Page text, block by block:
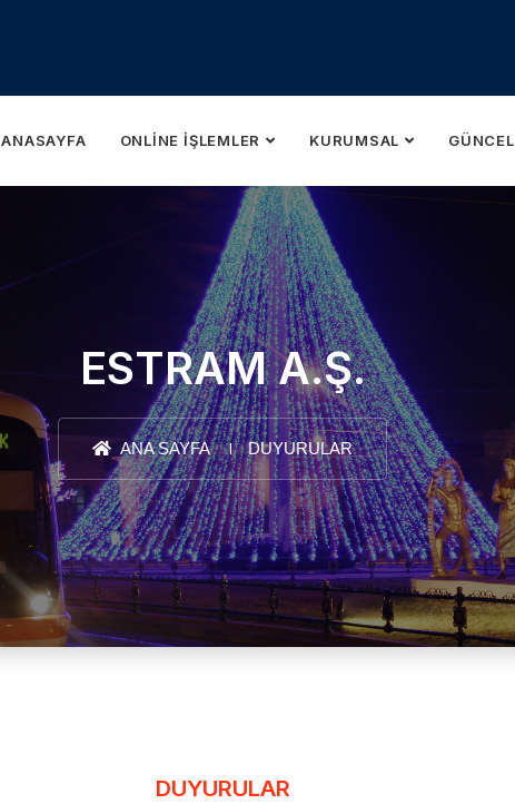
ANASAYFA ONLINE İŞLEMLER KURUMSAL GÜNCEL
ESTRAM A.Ş.
ANA SAYFA DUYURULAR
DUYURULAR